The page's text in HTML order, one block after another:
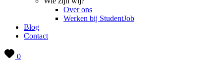
Over ons
Werken bij StudentJob
Blog
Contact
0